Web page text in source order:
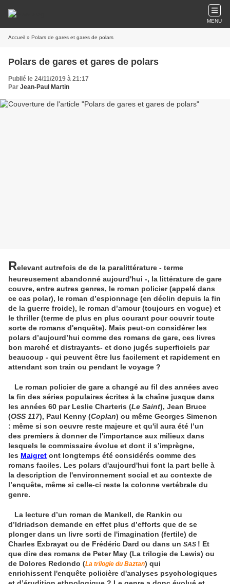
MENU
Accueil » Polars de gares et gares de polars
Polars de gares et gares de polars
Publié le 24/11/2019 à 21:17
Par Jean-Paul Martin
Relevant autrefois de de la paralittérature - terme
heureusement abandonné aujourd'hui -, la littérature de gare
couvre, entre autres genres, le roman policier (appelé dans
ce cas polar), le roman d’espionnage (en déclin depuis la fin
de la guerre froide), le roman d’amour (toujours en vogue) et
le thriller (terme de plus en plus courant pour couvrir toute
sorte de romans d'enquête). Mais peut-on considérer les
polars d’aujourd’hui comme des romans de gare, ces livres
bon marché et distrayants- et donc jugés superficiels par
beaucoup - qui peuvent être lus facilement et rapidement en
attendant son train ou pendant le voyage ?
Le roman policier de gare a changé au fil des années avec
la fin des séries populaires écrites à la chaîne jusque dans
les années 60 par Leslie Charteris (Le Saint), Jean Bruce
(OSS 117), Paul Kenny (Coplan) ou même Georges Simenon
: même si son oeuvre reste majeure et qu'il aura été l’un
des premiers à donner de l'importance aux milieux dans
lesquels le commissaire évolue et dont il s’imprègne,
les Maigret ont longtemps été considérés comme des
romans faciles. Les polars d'aujourd'hui font la part belle à
la description de l'environnement social et au contexte de
l’enquête, même si celle-ci reste la colonne vertébrale du
genre.
La lecture d’un roman de Mankell, de Rankin ou
d’Idriadson demande en effet plus d’efforts que de se
plonger dans un livre sorti de l'imagination (fertile) de
Charles Exbrayat ou de Frédéric Dard ou dans un SAS ! Et
que dire des romans de Peter May (La trilogie de Lewis) ou
de Dolores Redondo (La trilogie du Baztan) qui
enrichissent l'enquête policière d'analyses psychologiques